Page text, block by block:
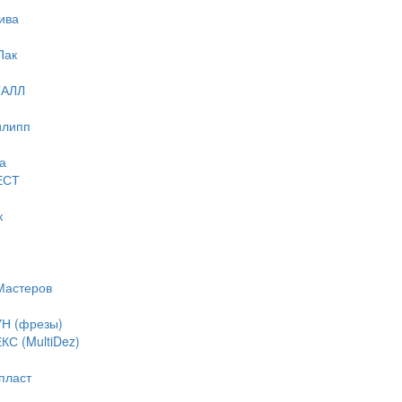
(фрезы)
(MultiDez)